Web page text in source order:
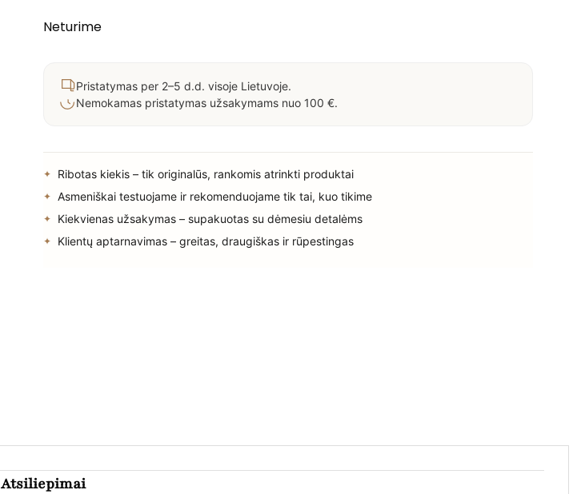
Neturime
Pristatymas per 2–5 d.d. visoje Lietuvoje.
Nemokamas pristatymas užsakymams nuo 100 €.
Ribotas kiekis – tik originalūs, rankomis atrinkti produktai
Asmeniškai testuojame ir rekomenduojame tik tai, kuo tikime
Kiekvienas užsakymas – supakuotas su dėmesiu detalėms
Klientų aptarnavimas – greitas, draugiškas ir rūpestingas
Atsiliepimai